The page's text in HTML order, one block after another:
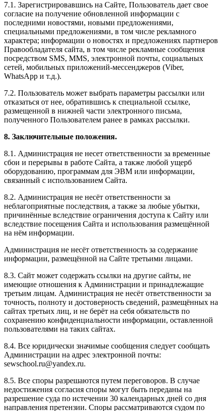
7.1. Зарегистрировавшись на Сайте, Пользователь дает свое
согласие на получение обновленной информации с
последними новостями, новыми предложениями,
специальными предложениями, в том числе рекламного
характера; информации о новостях и предложениях партнеров
Правообладателя сайта, в том числе рекламные сообщения
посредством SMS, MMS, электронной почты, социальных
сетей, мобильных приложений-мессенджеров (Viber,
WhatsApp и т.д.).
7.2. Пользователь может выбрать параметры рассылки или
отказаться от нее, обратившись к специальной ссылке,
размещенной в нижней части электронного письма,
полученного Пользователем ранее в рамках рассылки.
8. Заключительные положения.
8.1. Администрация не несет ответственности за временные
сбои и перерывы в работе Сайта, а также любой ущерб
оборудованию, программам для ЭВМ или информации,
связанный с использованием Сайта.
8.2. Администрация не несёт ответственности за
неблагоприятные последствия, а также за любые убытки,
причинённые вследствие ограничения доступа к Сайту или
вследствие посещения Сайта и использования размещённой
на нём информации.
Администрация не несёт ответственность за содержание
информации, размещённой на Сайте третьими лицами.
8.3. Сайт может содержать ссылки на другие сайты, не
имеющие отношения к Администрации и принадлежащие
третьим лицам. Администрация не несёт ответственности за
точность, полноту и достоверность сведений, размещённых на
сайтах третьих лиц, и не берёт на себя обязательств по
сохранению конфиденциальности информации, оставленной
пользователями на таких сайтах.
8.4. Все юридически значимые сообщения следует сообщать
Администрации на адрес электронной почты:
sewschool.ru@yandex.ru.
8.5. Все споры разрешаются путем переговоров. В случае
недостижения согласия споры могут быть переданы на
разрешение суда по истечении 30 календарных дней со дня
направления претензии. Споры рассматриваются судом по